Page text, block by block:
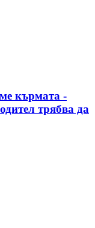
кърмата -
трябва да